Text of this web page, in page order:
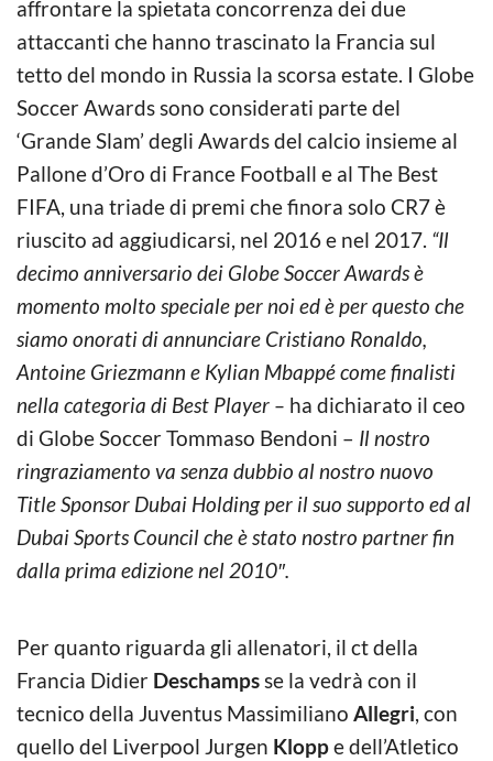
affrontare la spietata concorrenza dei due
attaccanti che hanno trascinato la Francia sul
tetto del mondo in Russia la scorsa estate. I Globe
Soccer Awards sono considerati parte del
‘Grande Slam’ degli Awards del calcio insieme al
Pallone d’Oro di France Football e al The Best
FIFA, una triade di premi che finora solo CR7 è
riuscito ad aggiudicarsi, nel 2016 e nel 2017. “Il
decimo anniversario dei Globe Soccer Awards è
momento molto speciale per noi ed è per questo che
siamo onorati di annunciare Cristiano Ronaldo,
Antoine Griezmann e Kylian Mbappé come finalisti
nella categoria di Best Player – ha dichiarato il ceo
di Globe Soccer Tommaso Bendoni – Il nostro
ringraziamento va senza dubbio al nostro nuovo
Title Sponsor Dubai Holding per il suo supporto ed al
Dubai Sports Council che è stato nostro partner fin
dalla prima edizione nel 2010″.
Per quanto riguarda gli allenatori, il ct della
Francia Didier Deschampsse la vedrà con il
tecnico della Juventus Massimiliano Allegri, con
quello del Liverpool Jurgen Kloppe dell’Atletico